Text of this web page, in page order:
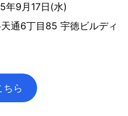
年9月17日(水)
通6丁目85 宇徳ビルディ
ちら